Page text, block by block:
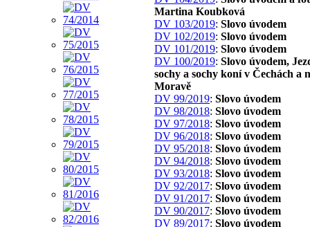
Martina Koubková
DV 103/2019: Slovo úvodem
DV 102/2019: Slovo úvodem
DV 101/2019: Slovo úvodem
DV 100/2019: Slovo úvodem,
sochy a sochy koní v Čechách a
Moravě
DV 99/2019: Slovo úvodem
DV 98/2018: Slovo úvodem
DV 97/2018: Slovo úvodem
DV 96/2018: Slovo úvodem
DV 95/2018: Slovo úvodem
DV 94/2018: Slovo úvodem
DV 93/2018: Slovo úvodem
DV 92/2017: Slovo úvodem
DV 91/2017: Slovo úvodem
DV 90/2017: Slovo úvodem
DV 89/2017: Slovo úvodem